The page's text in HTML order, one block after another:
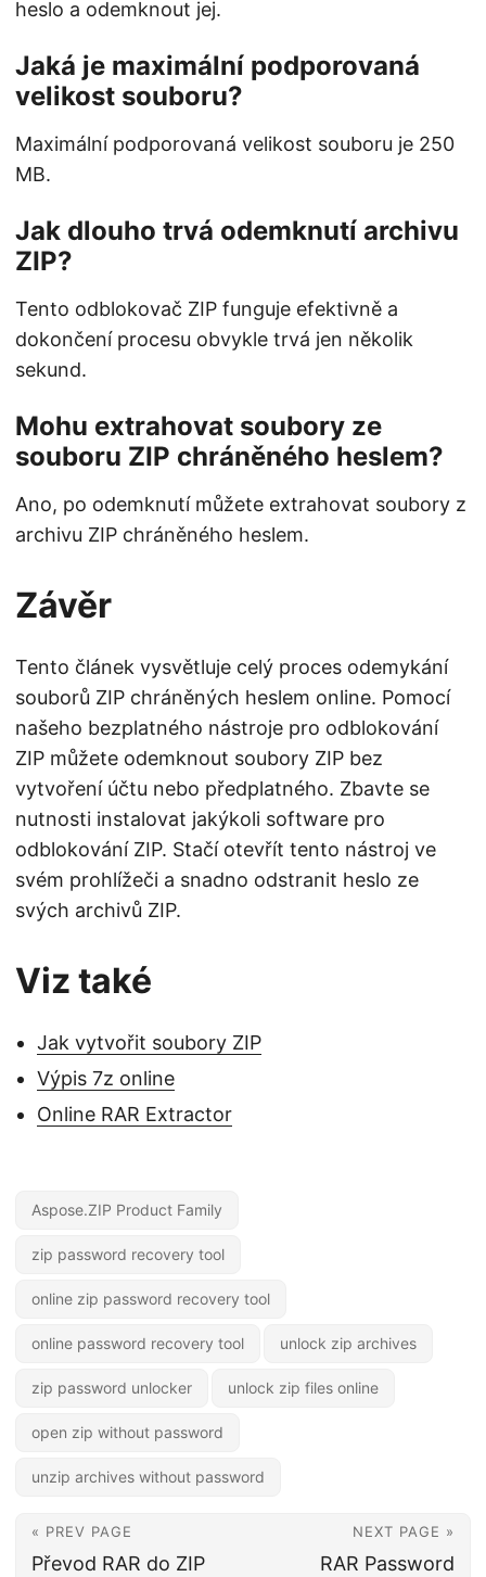
heslo a odemknout jej.
Jaká je maximální podporovaná
velikost souboru?
Maximální podporovaná velikost souboru je 250
MB.
Jak dlouho trvá odemknutí archivu
ZIP?
Tento odblokovač ZIP funguje efektivně a
dokončení procesu obvykle trvá jen několik
sekund.
Mohu extrahovat soubory ze
souboru ZIP chráněného heslem?
Ano, po odemknutí můžete extrahovat soubory z
archivu ZIP chráněného heslem.
Závěr
Tento článek vysvětluje celý proces odemykání
souborů ZIP chráněných heslem online. Pomocí
našeho bezplatného nástroje pro odblokování
ZIP můžete odemknout soubory ZIP bez
vytvoření účtu nebo předplatného. Zbavte se
nutnosti instalovat jakýkoli software pro
odblokování ZIP. Stačí otevřít tento nástroj ve
svém prohlížeči a snadno odstranit heslo ze
svých archivů ZIP.
Viz také
Jak vytvořit soubory ZIP
Výpis 7z online
Online RAR Extractor
Aspose.ZIP Product Family
zip password recovery tool
online zip password recovery tool
online password recovery tool unlock zip archives
zip password unlocker unlock zip files online
open zip without password
unzip archives without password
« PREV PAGE
Převod RAR do ZIP
NEXT PAGE »
RAR Password